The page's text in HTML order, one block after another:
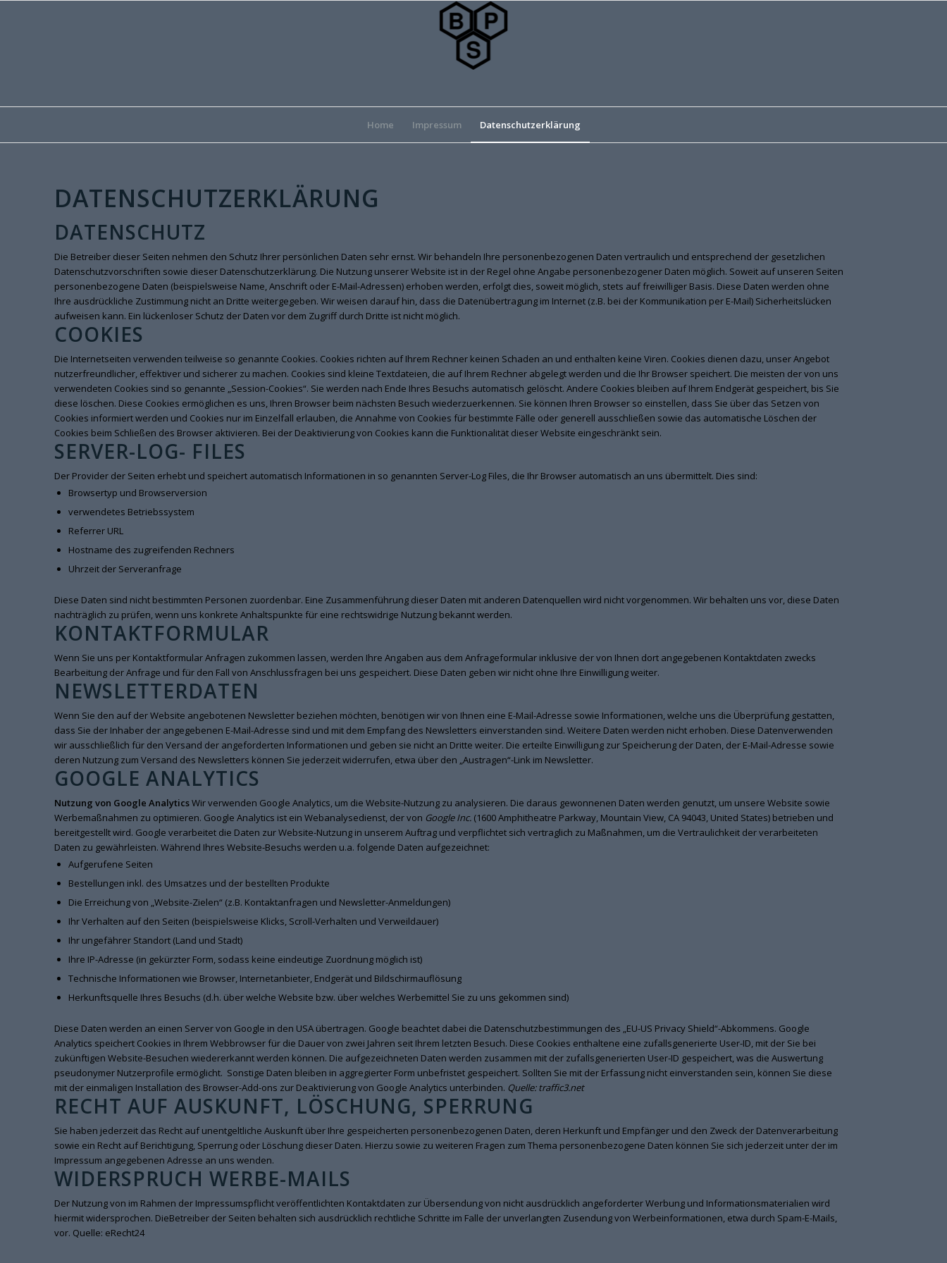
Home Impressum Datenschutzerklärung
DATENSCHUTZERKLÄRUNG
DATENSCHUTZ
Die Betreiber dieser Seiten nehmen den Schutz Ihrer persönlichen Daten sehr ernst. Wir behandeln Ihre personenbezogenen Daten vertraulich und entsprechend der gesetzlichen
Datenschutzvorschriften sowie dieser Datenschutzerklärung. Die Nutzung unserer Website ist in der Regel ohne Angabe personenbezogener Daten möglich. Soweit auf unseren Seiten
personenbezogene Daten (beispielsweise Name, Anschrift oder E-Mail-Adressen) erhoben werden, erfolgt dies, soweit möglich, stets auf freiwilliger Basis. Diese Daten werden ohne
Ihre ausdrückliche Zustimmung nicht an Dritte weitergegeben. Wir weisen darauf hin, dass die Datenübertragung im Internet (z.B. bei der Kommunikation per E-Mail) Sicherheitslücken
aufweisen kann. Ein lückenloser Schutz der Daten vor dem Zugriff durch Dritte ist nicht möglich.
COOKIES
Die Internetseiten verwenden teilweise so genannte Cookies. Cookies richten auf Ihrem Rechner keinen Schaden an und enthalten keine Viren. Cookies dienen dazu, unser Angebot
nutzerfreundlicher, effektiver und sicherer zu machen. Cookies sind kleine Textdateien, die auf Ihrem Rechner abgelegt werden und die Ihr Browser speichert. Die meisten der von uns
verwendeten Cookies sind so genannte „Session-Cookies“. Sie werden nach Ende Ihres Besuchs automatisch gelöscht. Andere Cookies bleiben auf Ihrem Endgerät gespeichert, bis Sie
diese löschen. Diese Cookies ermöglichen es uns, Ihren Browser beim nächsten Besuch wiederzuerkennen. Sie können Ihren Browser so einstellen, dass Sie über das Setzen von
Cookies informiert werden und Cookies nur im Einzelfall erlauben, die Annahme von Cookies für bestimmte Fälle oder generell ausschließen sowie das automatische Löschen der
Cookies beim Schließen des Browser aktivieren. Bei der Deaktivierung von Cookies kann die Funktionalität dieser Website eingeschränkt sein.
SERVER-LOG- FILES
Der Provider der Seiten erhebt und speichert automatisch Informationen in so genannten Server-Log Files, die Ihr Browser automatisch an uns übermittelt. Dies sind:
Browsertyp und Browserversion
verwendetes Betriebssystem
Referrer URL
Hostname des zugreifenden Rechners
Uhrzeit der Serveranfrage
Diese Daten sind nicht bestimmten Personen zuordenbar. Eine Zusammenführung dieser Daten mit anderen Datenquellen wird nicht vorgenommen. Wir behalten uns vor, diese Daten
nachträglich zu prüfen, wenn uns konkrete Anhaltspunkte für eine rechtswidrige Nutzung bekannt werden.
KONTAKTFORMULAR
Wenn Sie uns per Kontaktformular Anfragen zukommen lassen, werden Ihre Angaben aus dem Anfrageformular inklusive der von Ihnen dort angegebenen Kontaktdaten zwecks
Bearbeitung der Anfrage und für den Fall von Anschlussfragen bei uns gespeichert. Diese Daten geben wir nicht ohne Ihre Einwilligung weiter.
NEWSLETTERDATEN
Wenn Sie den auf der Website angebotenen Newsletter beziehen möchten, benötigen wir von Ihnen eine E-Mail-Adresse sowie Informationen, welche uns die Überprüfung gestatten,
dass Sie der Inhaber der angegebenen E-Mail-Adresse sind und mit dem Empfang des Newsletters einverstanden sind. Weitere Daten werden nicht erhoben. Diese Datenverwenden
wir ausschließlich für den Versand der angeforderten Informationen und geben sie nicht an Dritte weiter. Die erteilte Einwilligung zur Speicherung der Daten, der E-Mail-Adresse sowie
deren Nutzung zum Versand des Newsletters können Sie jederzeit widerrufen, etwa über den „Austragen“-Link im Newsletter.
GOOGLE ANALYTICS
Nutzung von Google AnalyticsWir verwenden Google Analytics, um die Website-Nutzung zu analysieren. Die daraus gewonnenen Daten werden genutzt, um unsere Website sowie
Werbemaßnahmen zu optimieren. Google Analytics ist ein Webanalysedienst, der von Google Inc. (1600 Amphitheatre Parkway, Mountain View, CA 94043, United States) betrieben und
bereitgestellt wird. Google verarbeitet die Daten zur Website-Nutzung in unserem Auftrag und verpflichtet sich vertraglich zu Maßnahmen, um die Vertraulichkeit der verarbeiteten
Daten zu gewährleisten. Während Ihres Website-Besuchs werden u.a. folgende Daten aufgezeichnet:
Aufgerufene Seiten
Bestellungen inkl. des Umsatzes und der bestellten Produkte
Die Erreichung von „Website-Zielen“ (z.B. Kontaktanfragen und Newsletter-Anmeldungen)
Ihr Verhalten auf den Seiten (beispielsweise Klicks, Scroll-Verhalten und Verweildauer)
Ihr ungefährer Standort (Land und Stadt)
Ihre IP-Adresse (in gekürzter Form, sodass keine eindeutige Zuordnung möglich ist)
Technische Informationen wie Browser, Internetanbieter, Endgerät und Bildschirmauflösung
Herkunftsquelle Ihres Besuchs (d.h. über welche Website bzw. über welches Werbemittel Sie zu uns gekommen sind)
Diese Daten werden an einen Server von Google in den USA übertragen. Google beachtet dabei die Datenschutzbestimmungen des „EU-US Privacy Shield“-Abkommens. Google
Analytics speichert Cookies in Ihrem Webbrowser für die Dauer von zwei Jahren seit Ihrem letzten Besuch. Diese Cookies enthaltene eine zufallsgenerierte User-ID, mit der Sie bei
zukünftigen Website-Besuchen wiedererkannt werden können. Die aufgezeichneten Daten werden zusammen mit der zufallsgenerierten User-ID gespeichert, was die Auswertung
pseudonymer Nutzerprofile ermöglicht. Sonstige Daten bleiben in aggregierter Form unbefristet gespeichert. Sollten Sie mit der Erfassung nicht einverstanden sein, können Sie diese
mit der einmaligen Installation des Browser-Add-ons zur Deaktivierung von Google Analytics unterbinden. Quelle:traffic3.net
RECHT AUF AUSKUNFT, LÖSCHUNG, SPERRUNG
Sie haben jederzeit das Recht auf unentgeltliche Auskunft über Ihre gespeicherten personenbezogenen Daten, deren Herkunft und Empfänger und den Zweck der Datenverarbeitung
sowie ein Recht auf Berichtigung, Sperrung oder Löschung dieser Daten. Hierzu sowie zu weiteren Fragen zum Thema personenbezogene Daten können Sie sich jederzeit unter der im
Impressum angegebenen Adresse an uns wenden.
WIDERSPRUCH WERBE-MAILS
Der Nutzung von im Rahmen der Impressumspflicht veröffentlichten Kontaktdaten zur Übersendung von nicht ausdrücklich angeforderter Werbung und Informationsmaterialien wird
hiermit widersprochen. DieBetreiber der Seiten behalten sich ausdrücklich rechtliche Schritte im Falle der unverlangten Zusendung von Werbeinformationen, etwa durch Spam-E-Mails,
vor. Quelle: eRecht24